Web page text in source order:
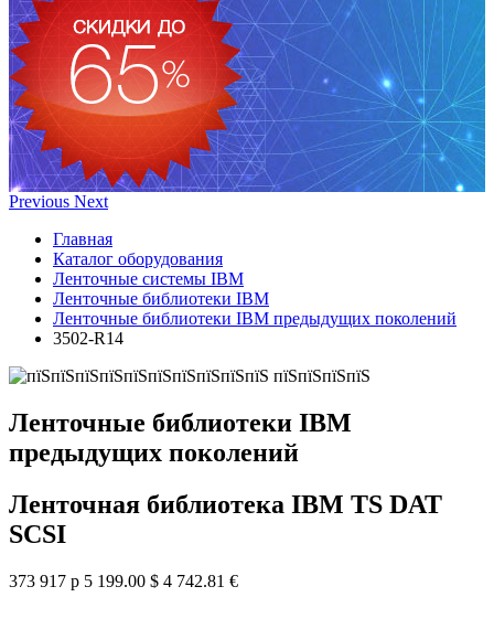
Previous Next
Главная
Каталог оборудования
Ленточные системы IBM
Ленточные библиотеки IBM
Ленточные библиотеки IBM предыдущих поколений
3502-R14
Ленточные библиотеки IBM
предыдущих поколений
Ленточная библиотека IBM TS DAT
SCSI
373 917 р 5 199.00 $ 4 742.81 €